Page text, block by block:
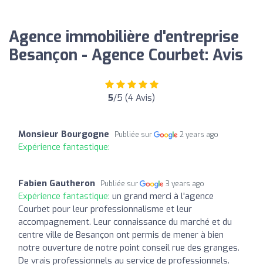
Agence immobilière d'entreprise
Besançon - Agence Courbet: Avis
5/5 (4 Avis)
Monsieur Bourgogne Publiée sur 2 years ago
Expérience fantastique:
Fabien Gautheron Publiée sur 3 years ago
Expérience fantastique: un grand merci à l'agence
Courbet pour leur professionnalisme et leur
accompagnement. Leur connaissance du marché et du
centre ville de Besançon ont permis de mener à bien
notre ouverture de notre point conseil rue des granges.
De vrais professionnels au service de professionnels.